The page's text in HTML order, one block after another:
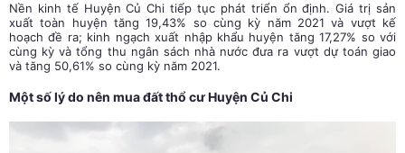
Nền kinh tế Huyện Củ Chi tiếp tục phát triển ổn định. Giá trị sản
xuất toàn huyện tăng 19,43% so cùng kỳ năm 2021 và vượt kế
hoạch đề ra; kinh ngạch xuất nhập khẩu huyện tăng 17,27% so với
cùng kỳ và tổng thu ngân sách nhà nước đưa ra vượt dự toán giao
và tăng 50,61% so cùng kỳ năm 2021.
Một số lý do nên mua đất thổ cư Huyện Củ Chi